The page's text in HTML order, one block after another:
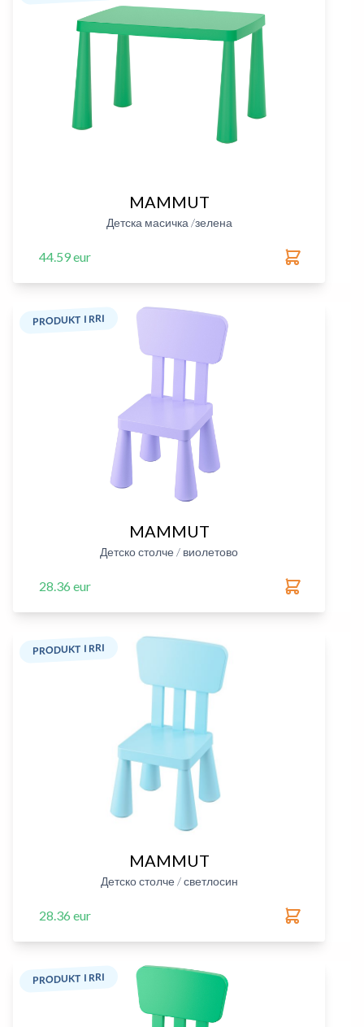
MAMMUT
Детска масичка /зелена
44.59 eur
PRODUKT I RRI
MAMMUT
Детско столче / виолетово
28.36 eur
PRODUKT I RRI
MAMMUT
Детско столче / светлосин
28.36 eur
PRODUKT I RRI